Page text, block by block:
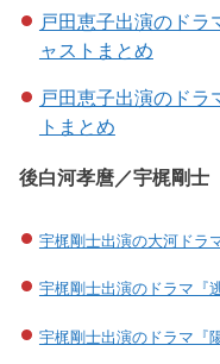
戸田恵子出演のドラ
ャストまとめ
戸田恵子出演のドラ
トまとめ
後白河孝麿／宇梶剛士
宇梶剛士出演の大河ドラ
宇梶剛士出演のドラマ『
宇梶剛士出演のドラマ『